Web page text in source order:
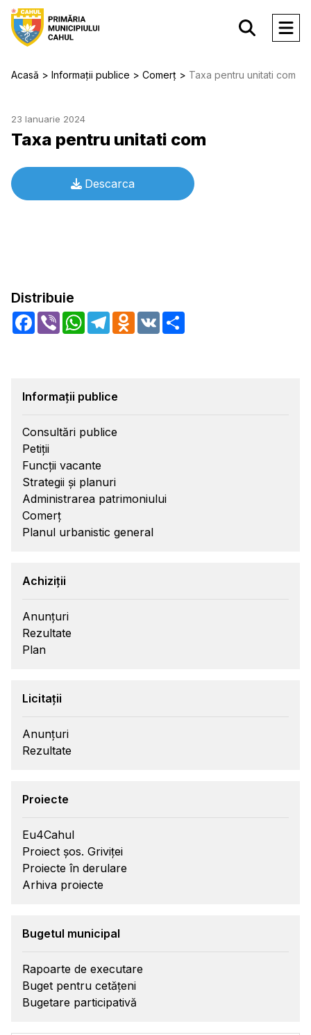
Acasă Informații publice Comerț Taxa pentru unitati com
23 Ianuarie 2024
Taxa pentru unitati com
Descarca
Distribuie
Facebook
Viber WhatsApp
TelegramOdnoklassniki
VK
Informații publice
Consultări publice
Petiții
Funcții vacante
Strategii și planuri
Administrarea patrimoniului
Comerț
Planul urbanistic general
Achiziții
Anunțuri
Rezultate
Plan
Licitații
Anunțuri
Rezultate
Proiecte
Eu4Cahul
Proiect șos. Griviței
Proiecte în derulare
Arhiva proiecte
Bugetul municipal
Rapoarte de executare
Buget pentru cetățeni
Bugetare participativă